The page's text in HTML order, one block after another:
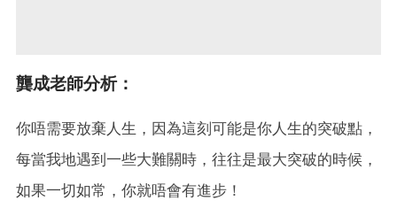
龔成老師分析：
你唔需要放棄人生，因為這刻可能是你人生的突破點，
每當我地遇到一些大難關時，往往是最大突破的時候，
如果一切如常，你就唔會有進步！